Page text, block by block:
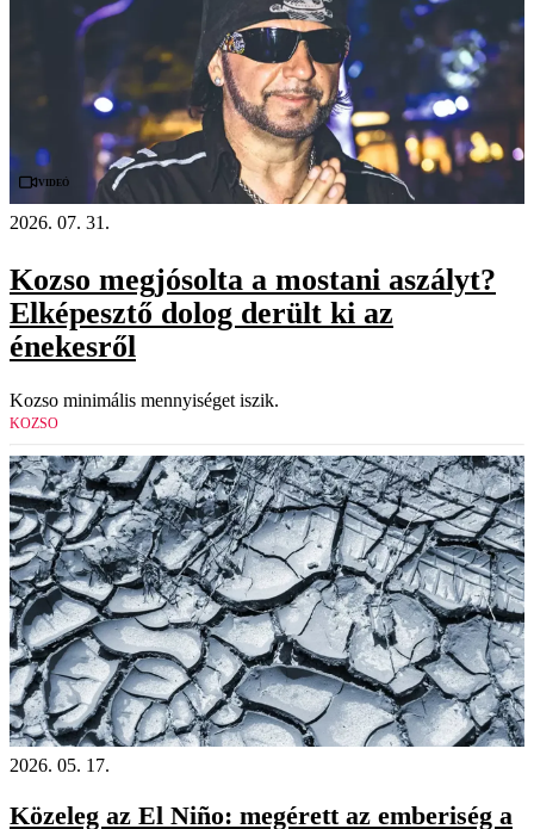
Videó
2026. 07. 31.
Kozso megjósolta a mostani aszályt?
Elképesztő dolog derült ki az
énekesről
Kozso minimális mennyiséget iszik.
KOZSO
2026. 05. 17.
Közeleg az El Niño: megérett az emberiség a